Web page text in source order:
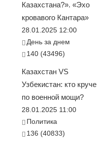
Казахстана?». «Эхо
кровавого Кантара»
28.01.2025 12:00
День за днем
140 (43496)
Казахстан VS
Узбекистан: кто круче
по военной мощи?
28.01.2025 11:00
Политика
136 (40833)